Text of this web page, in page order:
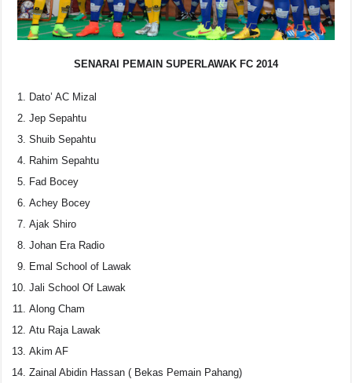
SENARAI PEMAIN SUPERLAWAK FC 2014
Dato’ AC Mizal
Jep Sepahtu
Shuib Sepahtu
Rahim Sepahtu
Fad Bocey
Achey Bocey
Ajak Shiro
Johan Era Radio
Emal School of Lawak
Jali School Of Lawak
Along Cham
Atu Raja Lawak
Akim AF
Zainal Abidin Hassan ( Bekas Pemain Pahang)